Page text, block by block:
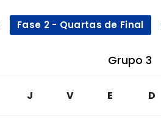
Fase 2 - Quartas de Final
Grupo 3
J V E D